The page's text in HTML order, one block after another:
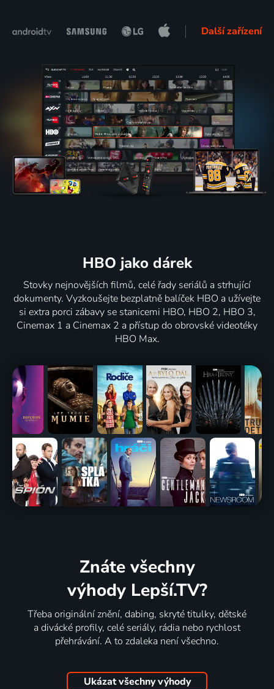
Další zařízení
HBO jako dárek
Stovky nejnovějších filmů, celé řady seriálů a strhující
dokumenty. Vyzkoušejte bezplatně balíček HBO a užívejte
si extra porci zábavy se stanicemi HBO, HBO 2, HBO 3,
Cinemax 1 a Cinemax 2 a přístup do obrovské videotéky
HBO Max.
Znáte všechny
výhody Lepší.TV?
Třeba originální znění, dabing, skryté titulky, dětské
a divácké profily, celé seriály, rádia nebo rychlost
přehrávání. A to zdaleka není všechno.
Ukázat všechny výhody